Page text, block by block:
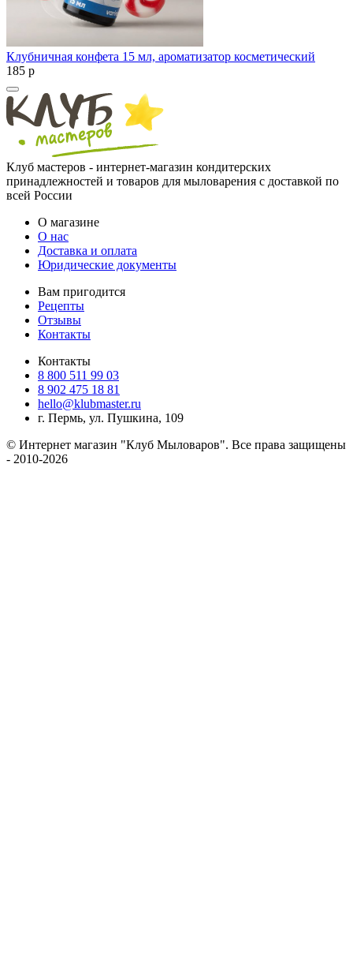
Клубничная конфета 15 мл, ароматизатор косметический
185 p
Клуб мастеров - интернет-магазин кондитерских
принадлежностей и товаров для мыловарения с доставкой по
всей России
О магазине
О нас
Доставка и оплата
Юридические документы
Вам пригодится
Рецепты
Отзывы
Контакты
Контакты
8 800 511 99 03
8 902 475 18 81
hello@klubmaster.ru
г. Пермь, ул. Пушкина, 109
© Интернет магазин "Клуб Мыловаров". Все права защищены
- 2010-2026